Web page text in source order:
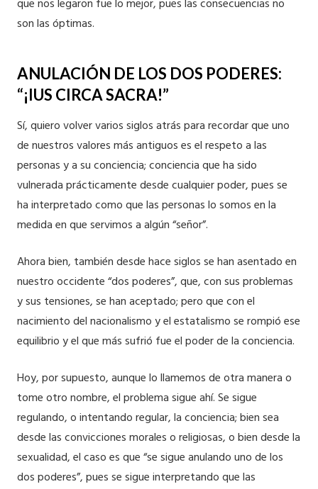
que nos legaron fue lo mejor, pues las consecuencias no
son las óptimas.
ANULACIÓN DE LOS DOS PODERES:
“¡IUS CIRCA SACRA!”
Sí, quiero volver varios siglos atrás para recordar que uno
de nuestros valores más antiguos es el respeto a las
personas y a su conciencia; conciencia que ha sido
vulnerada prácticamente desde cualquier poder, pues se
ha interpretado como que las personas lo somos en la
medida en que servimos a algún “señor”.
Ahora bien, también desde hace siglos se han asentado en
nuestro occidente “dos poderes”, que, con sus problemas
y sus tensiones, se han aceptado; pero que con el
nacimiento del nacionalismo y el estatalismo se rompió ese
equilibrio y el que más sufrió fue el poder de la conciencia.
Hoy, por supuesto, aunque lo llamemos de otra manera o
tome otro nombre, el problema sigue ahí. Se sigue
regulando, o intentando regular, la conciencia; bien sea
desde las convicciones morales o religiosas, o bien desde la
sexualidad, el caso es que “se sigue anulando uno de los
dos poderes”, pues se sigue interpretando que las